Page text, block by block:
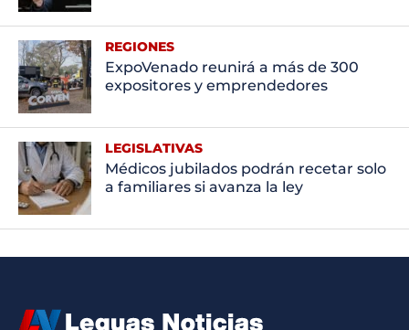
REGIONES
ExpoVenado reunirá a más de 300
expositores y emprendedores
LEGISLATIVAS
Médicos jubilados podrán recetar solo
a familiares si avanza la ley